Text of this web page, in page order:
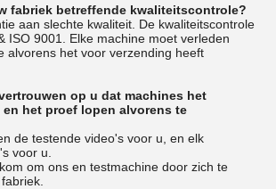
fabriek betreffende kwaliteitscontrole?
aan slechte kwaliteit. De kwaliteitscontrole
ISO 9001. Elke machine moet verleden
alvorens het voor verzending heeft
op u dat machines het
het proef lopen alvorens te
de testende video's voor u, en elk
voor u.
om ons en testmachine door zich te